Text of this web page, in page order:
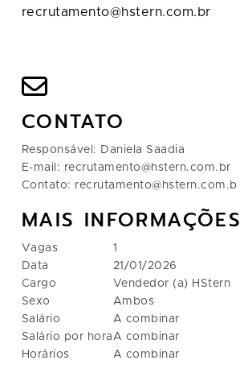
CONTATO
Responsável: Daniela Saadia
E-mail: recrutamento@hstern.com.br
Contato: recrutamento@hstern.com.b
MAIS INFORMAÇÕES
Vagas
Data
Cargo
Sexo
Salário
Salário por hora
Horários
1
21/01/2026
Vendedor (a) HStern
Ambos
A combinar
A combinar
A combinar
recrutamento@hstern.com.br